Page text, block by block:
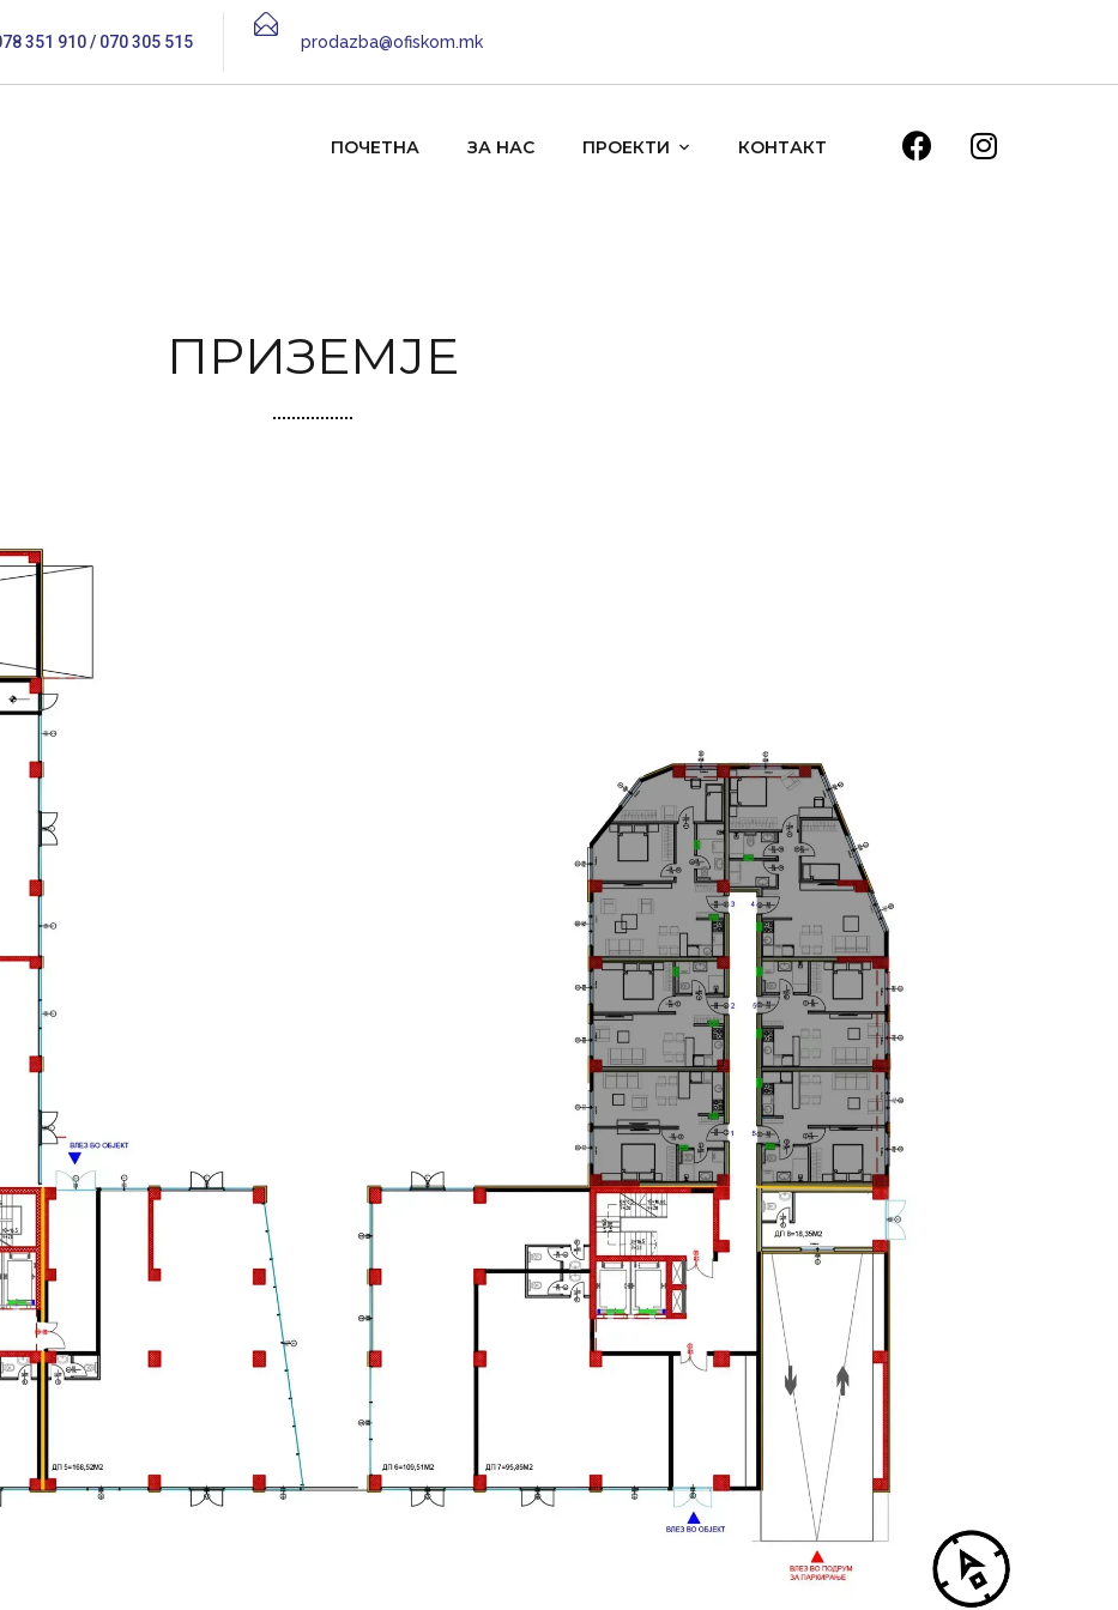
351 910 / 070 305 515 prodazba@ofiskom.mk
ПОЧЕТНА ЗА НАС ПРОЕКТИ КОНТАКТ
ПРИЗЕМЈЕ